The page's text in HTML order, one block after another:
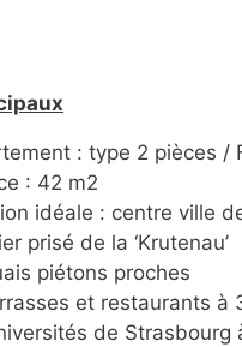
: type 2 pièces /
: 42 m2
idéale : centre ville
prisé de la ‘Krutenau’
piétons proches
et restaurants à
de Strasbourg